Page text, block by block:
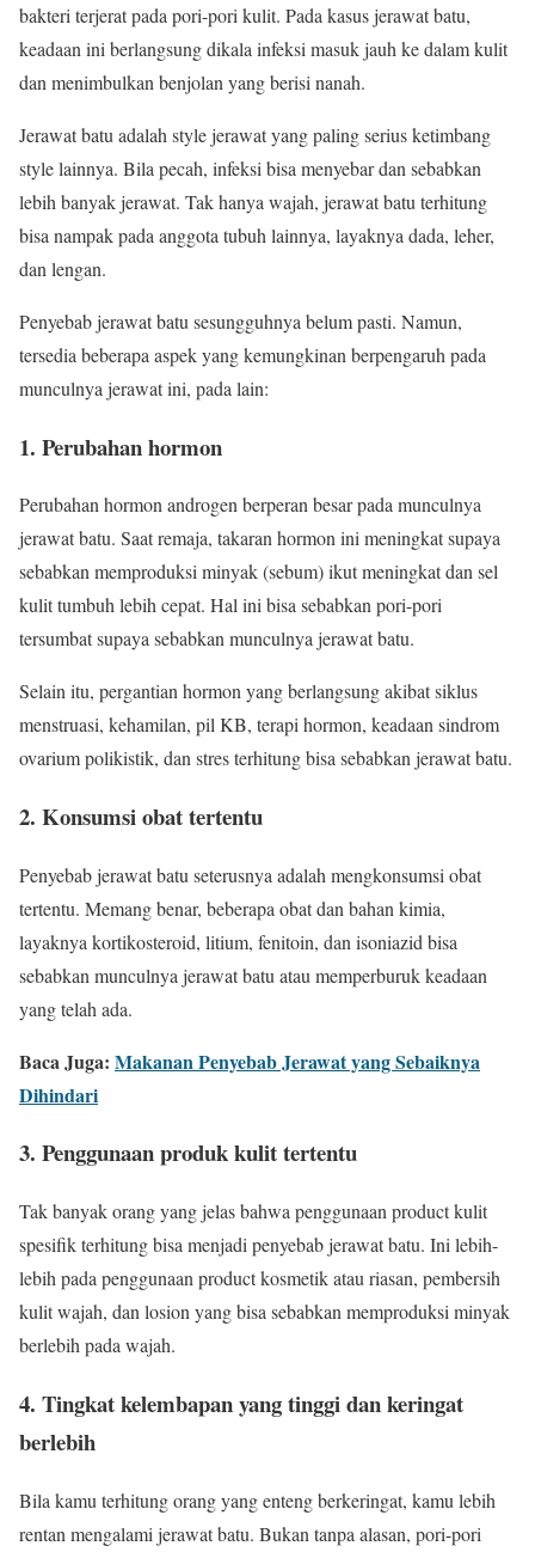
bakteri terjerat pada pori-pori kulit. Pada kasus jerawat batu,
keadaan ini berlangsung dikala infeksi masuk jauh ke dalam kulit
dan menimbulkan benjolan yang berisi nanah.
Jerawat batu adalah style jerawat yang paling serius ketimbang
style lainnya. Bila pecah, infeksi bisa menyebar dan sebabkan
lebih banyak jerawat. Tak hanya wajah, jerawat batu terhitung
bisa nampak pada anggota tubuh lainnya, layaknya dada, leher,
dan lengan.
Penyebab jerawat batu sesungguhnya belum pasti. Namun,
tersedia beberapa aspek yang kemungkinan berpengaruh pada
munculnya jerawat ini, pada lain:
1. Perubahan hormon
Perubahan hormon androgen berperan besar pada munculnya
jerawat batu. Saat remaja, takaran hormon ini meningkat supaya
sebabkan memproduksi minyak (sebum) ikut meningkat dan sel
kulit tumbuh lebih cepat. Hal ini bisa sebabkan pori-pori
tersumbat supaya sebabkan munculnya jerawat batu.
Selain itu, pergantian hormon yang berlangsung akibat siklus
menstruasi, kehamilan, pil KB, terapi hormon, keadaan sindrom
ovarium polikistik, dan stres terhitung bisa sebabkan jerawat batu.
2. Konsumsi obat tertentu
Penyebab jerawat batu seterusnya adalah mengkonsumsi obat
tertentu. Memang benar, beberapa obat dan bahan kimia,
layaknya kortikosteroid, litium, fenitoin, dan isoniazid bisa
sebabkan munculnya jerawat batu atau memperburuk keadaan
yang telah ada.
Baca Juga: Makanan Penyebab Jerawat yang Sebaiknya
Dihindari
3. Penggunaan produk kulit tertentu
Tak banyak orang yang jelas bahwa penggunaan product kulit
spesifik terhitung bisa menjadi penyebab jerawat batu. Ini lebih-
lebih pada penggunaan product kosmetik atau riasan, pembersih
kulit wajah, dan losion yang bisa sebabkan memproduksi minyak
berlebih pada wajah.
4. Tingkat kelembapan yang tinggi dan keringat
berlebih
Bila kamu terhitung orang yang enteng berkeringat, kamu lebih
rentan mengalami jerawat batu. Bukan tanpa alasan, pori-pori